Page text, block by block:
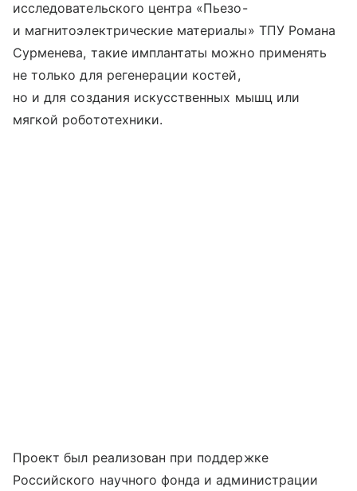
исследовательского центра «Пьезо-
и магнитоэлектрические материалы» ТПУ Романа
Сурменева, такие имплантаты можно применять
не только для регенерации костей,
но и для создания искусственных мышц или
мягкой робототехники.
Проект был реализован при поддержке
Российского научного фонда и администрации